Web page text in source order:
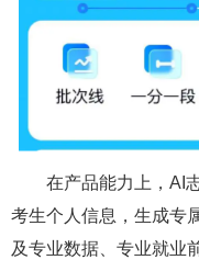
在产品能力上，AI
考生个人信息，生成专
及专业数据、专业就业